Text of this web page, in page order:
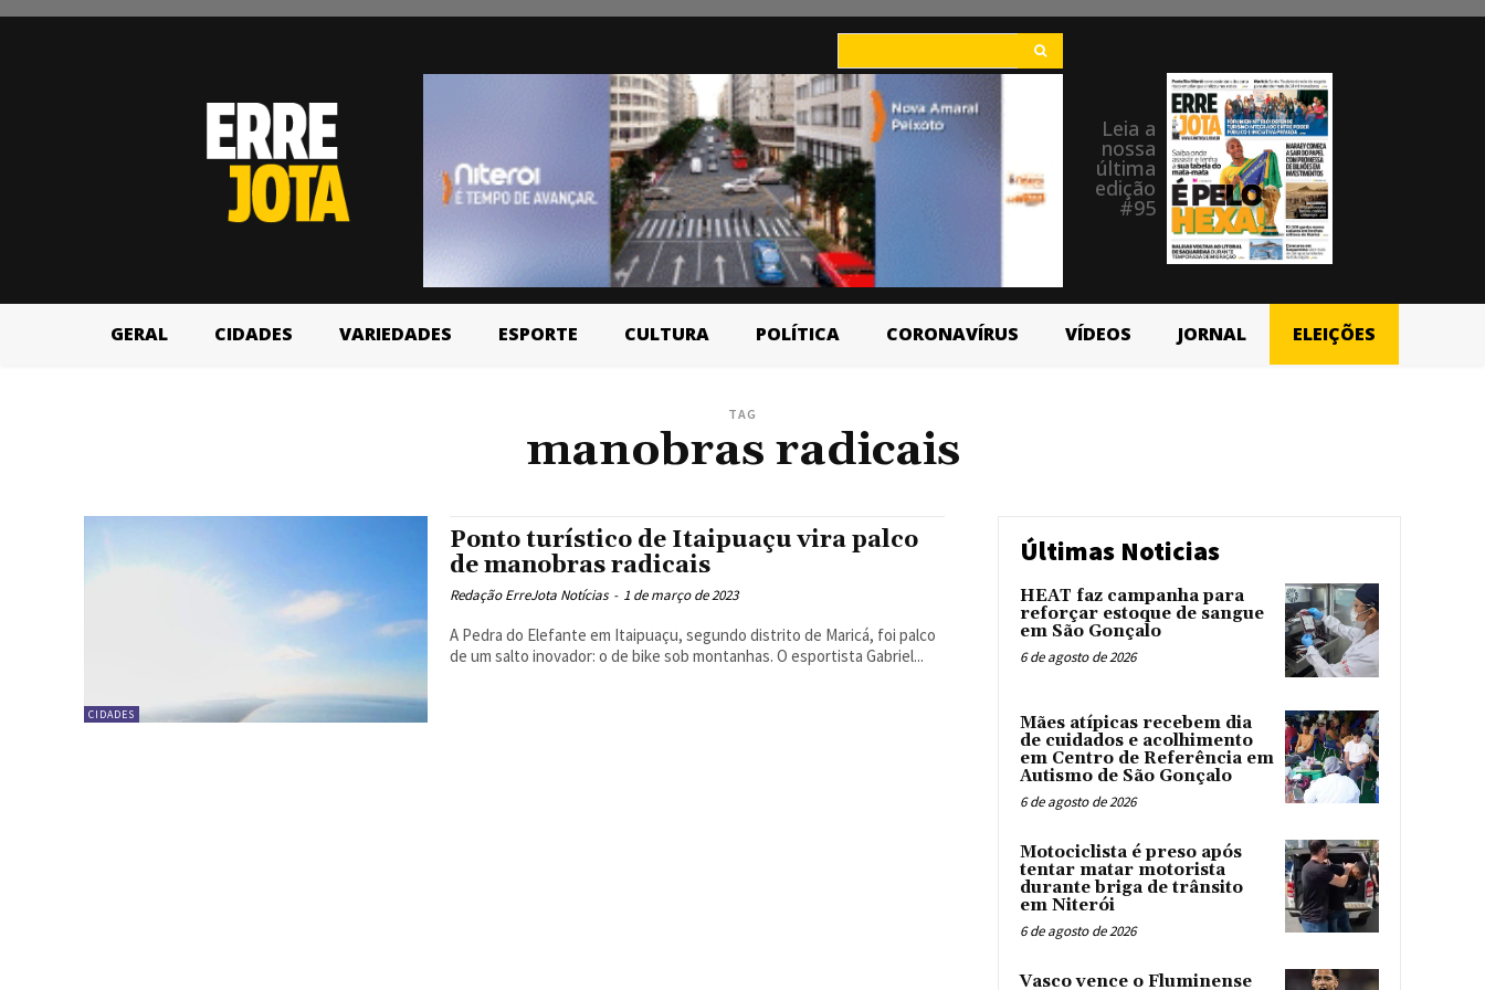
Leia a
nossa
última
edição
#95
GERAL CIDADES VARIEDADES ESPORTE CULTURA POLÍTICA CORONAVÍRUS VÍDEOS JORNAL ELEIÇÕES
TAG
manobras radicais
CIDADES
Ponto turístico de Itaipuaçu vira palco
de manobras radicais
Redação ErreJota Notícias - 1 de março de 2023
A Pedra do Elefante em Itaipuaçu, segundo distrito de Maricá, foi palco
de um salto inovador: o de bike sob montanhas. O esportista Gabriel...
Últimas Noticias
HEAT faz campanha para
reforçar estoque de sangue
em São Gonçalo
6 de agosto de 2026
Mães atípicas recebem dia
de cuidados e acolhimento
em Centro de Referência em
Autismo de São Gonçalo
6 de agosto de 2026
Motociclista é preso após
tentar matar motorista
durante briga de trânsito
em Niterói
6 de agosto de 2026
Vasco vence o Fluminense